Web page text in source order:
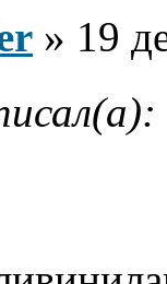
» 19